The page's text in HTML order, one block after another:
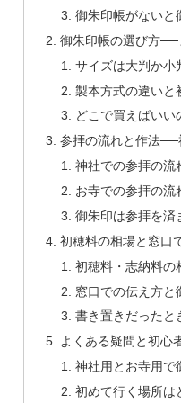
御朱印帳がないと
御朱印帳の選び方──
サイズは大判か小
製本方式の違いと
どこで買えばいい
参拝の流れと作法──
神社での参拝の流
お寺での参拝の流
御朱印は参拝を済
初穂料の相場と窓口
初穂料・志納料の
窓口での伝え方と
書き置きだったと
よくある疑問と初心
神社用とお寺用で
初めて行く場所は